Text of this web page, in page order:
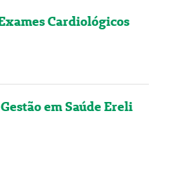
Cardiológicos
em Saúde Ereli